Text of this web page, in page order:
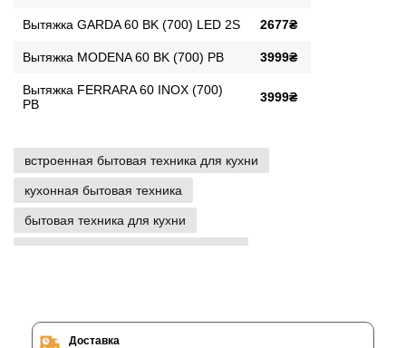
Вытяжка GARDA 60 BK (700) LED 2S 2677₴
Вытяжка MODENA 60 BK (700) PB 3999₴
Вытяжка FERRARA 60 INOX (700)
PB
3999₴
встроенная бытовая техника для кухни
кухонная бытовая техника
бытовая техника для кухни
крупная бытовая техника для кухни
стандартные вытяжки
Доставка